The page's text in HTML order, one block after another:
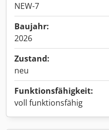
NEW-7
Baujahr:
2026
Zustand:
neu
Funktionsfähigkeit:
voll funktionsfähig